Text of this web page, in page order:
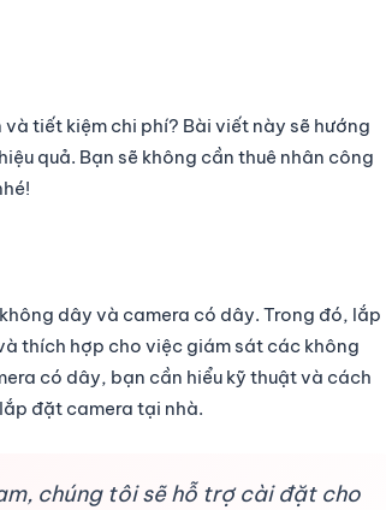
tiết kiệm chi phí? Bài viết này sẽ hướng
quả. Bạn sẽ không cần thuê nhân công
dây và camera có dây. Trong đó, lắp
thích hợp cho việc giám sát các không
có dây, bạn cần hiểu kỹ thuật và cách
đặt camera tại nhà.
chúng tôi sẽ hỗ trợ cài đặt cho